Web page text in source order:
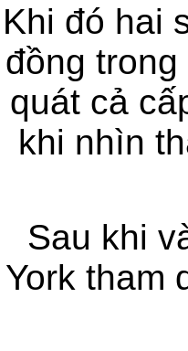
Khi đó hai
đồng
quát cả
khi nhìn
Sau khi
York tham